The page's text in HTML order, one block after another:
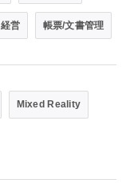
経営 帳票/文書管理
Mixed Reality